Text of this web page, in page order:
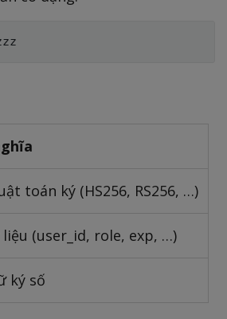
toán ký (HS256, RS256, …)
liệu (user_id, role, exp, …)
ký số